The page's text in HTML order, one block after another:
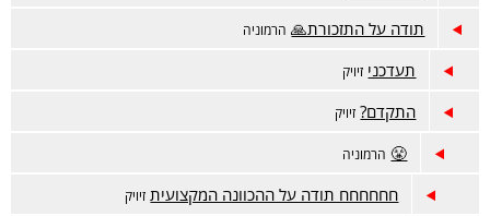
תודה על התזכורת🙏 הרמוניה
תעדכני זיויק
התקדם? זיויק
😤 הרמוניה
חחחחחח תודה על ההכוונה המקצועית זיויק